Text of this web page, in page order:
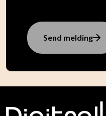
Send melding